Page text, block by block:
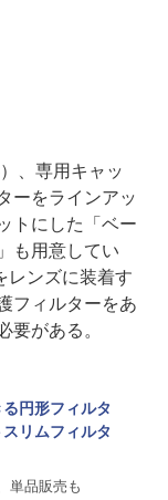
、専用キャッ
ーをラインアッ
トにした「ベー
も用意してい
レンズに装着す
フィルターをあ
要がある。
円形フィルタ
リムフィルタ
単品販売も